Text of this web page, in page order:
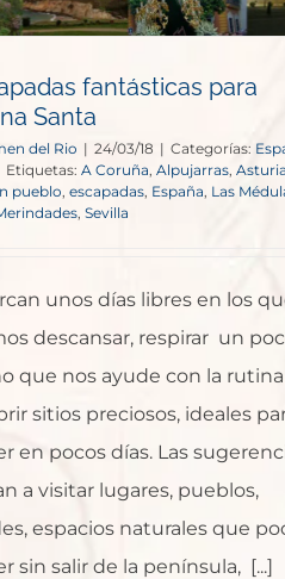
fantásticas para
Santa
del Rio | 24/03/18 | Categorías:
Etiquetas: A Coruña Alpujarras
pueblo escapadas España Las
Sevilla
unos días libres en los
descansar, respirar un
que nos ayude con la
sitios preciosos, ideales
en pocos días. Las
a visitar lugares, pueblos,
espacios naturales que
sin salir de la península, [...]